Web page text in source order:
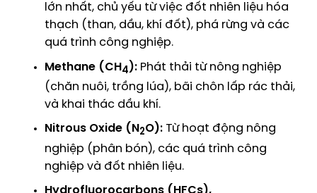
lớn nhất, chủ yếu từ việc đốt nhiên liệu hóa
thạch (than, dầu, khí đốt), phá rừng và các
quá trình công nghiệp.
Methane (CH 4 ): Phát thải từ nông nghiệp
(chăn nuôi, trồng lúa), bãi chôn lấp rác thải,
và khai thác dầu khí.
Nitrous Oxide (N 2O): Từ hoạt động nông
nghiệp (phân bón), các quá trình công
nghiệp và đốt nhiên liệu.
Hydrofluorocarbons (HFCs),